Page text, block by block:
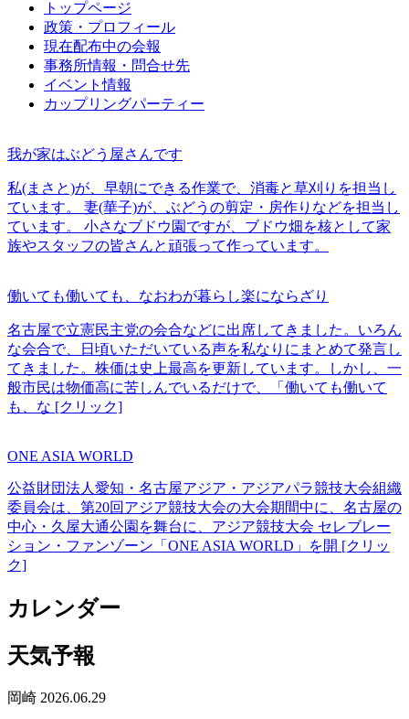
トップページ
政策・プロフィール
現在配布中の会報
事務所情報・問合せ先
イベント情報
カップリングパーティー
我が家はぶどう屋さんです
私(まさと)が、早朝にできる作業で、消毒と草刈りを担当し
ています。 妻(華子)が、ぶどうの剪定・房作りなどを担当し
ています。 小さなブドウ園ですが、ブドウ畑を核として家
族やスタッフの皆さんと頑張って作っています。
働いても働いても、なおわが暮らし楽にならざり
名古屋で立憲民主党の会合などに出席してきました。いろん
な会合で、日頃いただいている声を私なりにまとめて発言し
てきました。株価は史上最高を更新しています。しかし、一
般市民は物価高に苦しんでいるだけで、「働いても働いて
も、な [クリック]
ONE ASIA WORLD
公益財団法人愛知・名古屋アジア・アジアパラ競技大会組織
委員会は、第20回アジア競技大会の大会期間中に、名古屋の
中心・久屋大通公園を舞台に、アジア競技大会 セレブレー
ション・ファンゾーン「ONE ASIA WORLD」を開 [クリッ
ク]
カレンダー
天気予報
岡崎 2026.06.29